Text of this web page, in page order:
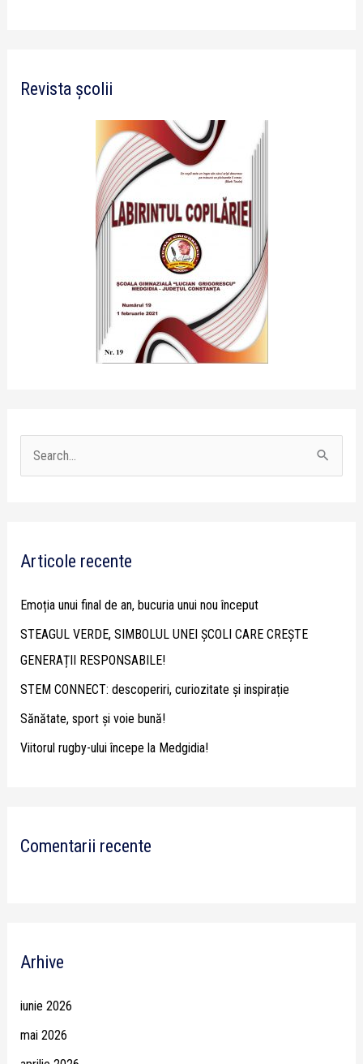
Revista școlii
c
o
r
:
Articole recente
Emoția unui final de an, bucuria unui nou început
STEAGUL VERDE, SIMBOLUL UNEI ȘCOLI CARE CREȘTE
GENERAȚII RESPONSABILE!
STEM CONNECT: descoperiri, curiozitate și inspirație
Sănătate, sport și voie bună!
Viitorul rugby-ului începe la Medgidia!
Comentarii recente
Arhive
iunie 2026
mai 2026